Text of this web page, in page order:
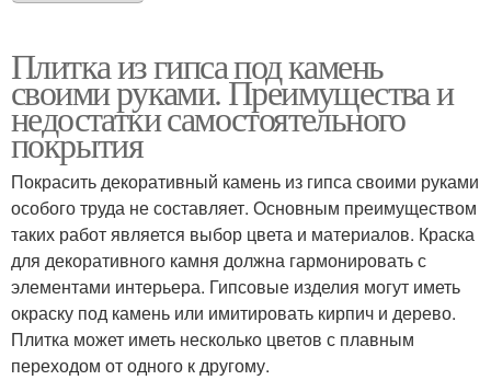
Плитка из гипса под камень
своими руками. Преимущества и
недостатки самостоятельного
покрытия
Покрасить декоративный камень из гипса своими руками
особого труда не составляет. Основным преимуществом
таких работ является выбор цвета и материалов. Краска
для декоративного камня должна гармонировать с
элементами интерьера. Гипсовые изделия могут иметь
окраску под камень или имитировать кирпич и дерево.
Плитка может иметь несколько цветов с плавным
переходом от одного к другому.